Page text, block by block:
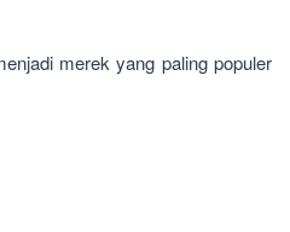
merek yang paling populer